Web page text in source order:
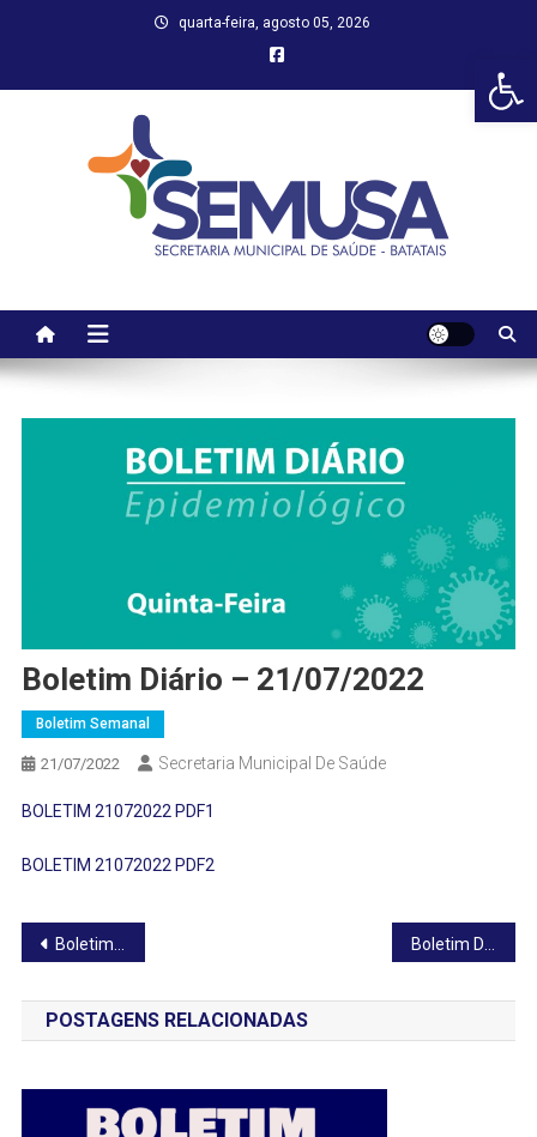
quarta-feira, agosto 05, 2026
Boletim Diário – 21/07/2022
Boletim Semanal
21/07/2022 Secretaria Municipal De Saúde
BOLETIM 21072022 PDF1
BOLETIM 21072022 PDF2
Navegação
de
Post
Boletim Diário – 20/07/2022 Boletim Diário – 22/07/2022
POSTAGENS RELACIONADAS